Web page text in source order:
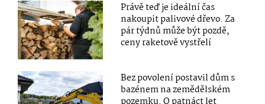
Právě teď je ideální čas
nakoupit palivové dřevo. Za
pár týdnů může být pozdě,
ceny raketově vystřelí
Bez povolení postavil dům s
bazénem na zemědělském